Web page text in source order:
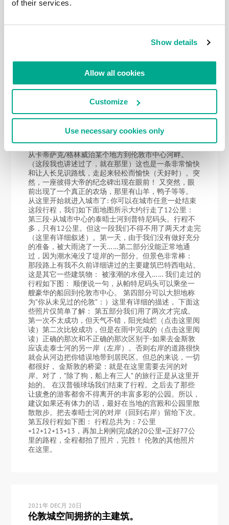
of their services.
Show details
Allow all cookies
Customize
Use necessary cookies only
线！我愿意重复多次。在已经完成的路段部分，我已经
法院到斯坦斯桥的20公里长的泰晤士河游记之前，我将
次美好回忆，也希望你们这段叙述能带给你们快乐：）
有详细的汇报，我建议你们点击阅读。水工建筑”大
坝”保护伦敦免受洪水的侵袭（大致类似于圣彼得堡的
介绍的图片和记载： 卡蒂萨克-富有历史意义的船舰-舰
上博物馆： 这段行程距离很短，可以视为 “热身”-一共
才7公里。 因此加走一段地下通道来作为补充： 在格林
威治天文台游览是绝对必要的（详细故事在这里，建议
你们所有人都要看！：） 这是一个非常有教育意义的
历史遗址，非常透彻地展示了地理定位技术如何使英国
成为了 “海洋领主”并征服了半个世界。 第二段行程-是
从卡蒂萨克/格林威治某个地方到伦敦市中心河畔。
（这段我也讲述过了，就在那里）这也是一条非常愉快
和让人长见识路线，走起来轻松而愉快（天好时）。突
然，一座彼得大帝的纪念碑出现在眼前！ 又突然，眼
前出现了一个真正的农场，那里有山羊，鸭子等等。
从这里开始就进入城市了: 你可以在城市任意一处结束
这段行程，我们如下面地图所示大约行走了12公里：
第三段-从城市中心的泰晤士河到普特尼码头。行程不
多，只有12公里。但这一段我们不得不用了两天才走完
（这里有详细叙述）。第一天，由于我们没有做好充分
的准备，被大雨浇了一天……第二部分没能正常地通
过，因为潮水淹没了堤岸的一部分。但景色非常棒：
那段路上有我不久前详细讲过的主要建筑巴特西电站。
这是其它一些建筑物： 被涨潮的水侵入…… 我们走过的
行程如下图： 顺便说一句，从帕特尼码头可以乘坐一
艘豪华的船回到伦敦市中心。 第四部分可以大胆地称
为”你从未见过的伦敦”：）这里有详细的描述， 下面这
些照片仅简单了解： 第五部分我们用了两次才完成。
第一次不太成功，但天气不错，阳光灿烂（点击这里阅
读）第二次比较成功，但是在雨中完成的（点击这里阅
读）正确的那次和不正确的那次区别于-如果去金斯敦
应该走泰士河的另一岸（左岸）。否则右岸的道路很快
就会从河边把你错误地带到居民区。但总的来说，一切
都很好， 金斯敦的桥梁：就是在这里需要去河的对
岸。对了，”除了狗，船上有三人” 的旅行正是从这里开
始的。 在汉普顿球场我们结束了行程。之后去了那些
让疲惫的游客都舍不得离开的丰富多彩的公园。所以，
建议如果还有体力的话，最好在当地的宫殿和公园里散
散散步。把去泰晤士河的对岸（回到右岸）留给下次。
第五段行程如下图： 行程总共为：7公里
+12+12+13+13，再加上刚刚完成的20公里=正好77公
里的路程，全程都拍了照片，完胜！ 伦敦的其他照片
在这里。
2021年 DEC月 20日
伦敦城空间拥挤的主建筑。